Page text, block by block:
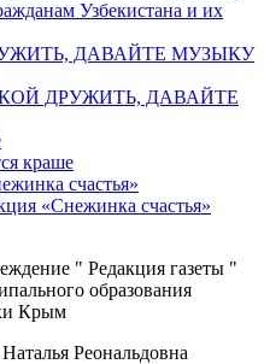
Узбекистана и их
ДРУЖИТЬ, ДАВАЙТЕ
краше
«Снежинка счастья»
" Редакция газеты "
образования
Крым
Реональдовна